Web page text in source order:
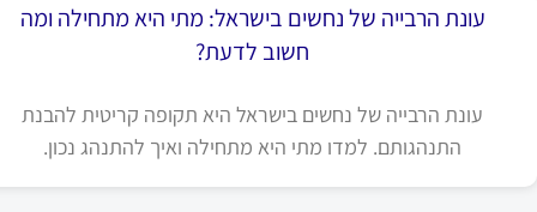
עונת הרבייה של נחשים בישראל: מתי היא מתחילה ומה
חשוב לדעת?
עונת הרבייה של נחשים בישראל היא תקופה קריטית להבנת
התנהגותם. למדו מתי היא מתחילה ואיך להתנהג נכון.